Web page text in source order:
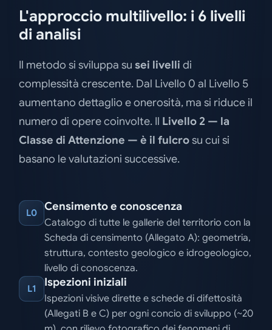
L'approccio multilivello: i 6 livelli
di analisi
Il metodo si sviluppa su sei livelli di
complessità crescente. Dal Livello 0 al Livello 5
aumentano dettaglio e onerosità, ma si riduce il
numero di opere coinvolte. Il Livello 2 — la
Classe di Attenzione — è il fulcrosu cui si
basano le valutazioni successive.
L0 Censimento e conoscenza
Catalogo di tutte le gallerie del territorio con la
Scheda di censimento (Allegato A): geometria,
struttura, contesto geologico e idrogeologico,
livello di conoscenza.
L1 Ispezioni iniziali
Ispezioni visive dirette e schede di difettosità
(Allegati B e C) per ogni concio di sviluppo (~20